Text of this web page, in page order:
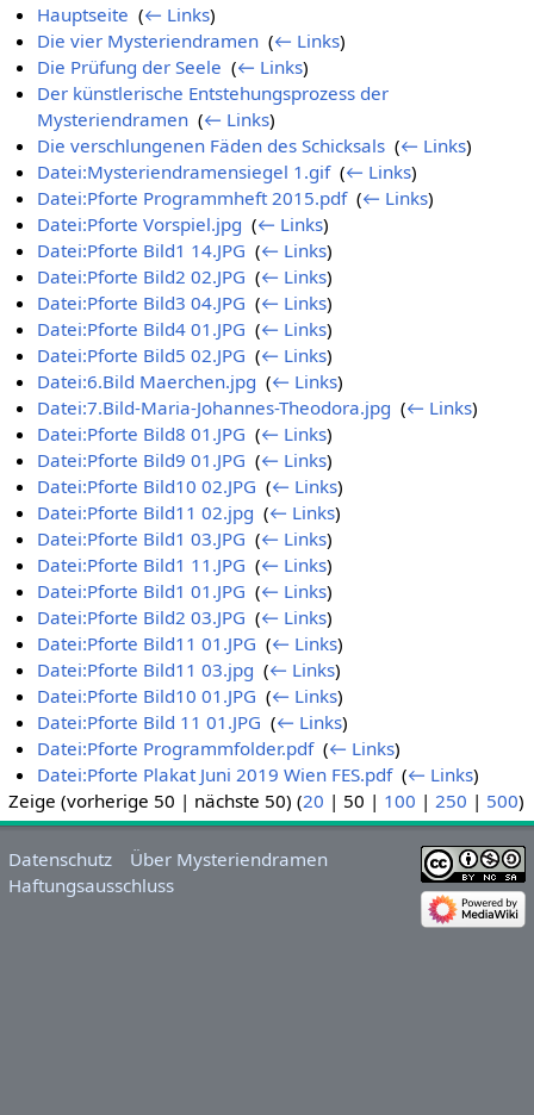
Hauptseite ‎(← Links)
Die vier Mysteriendramen ‎(← Links)
Die Prüfung der Seele ‎(← Links)
Der künstlerische Entstehungsprozess der
Mysteriendramen ‎(← Links)
Die verschlungenen Fäden des Schicksals ‎(← Links)
Datei:Mysteriendramensiegel 1.gif‎(← Links)
Datei:Pforte Programmheft 2015.pdf‎(← Links)
Datei:Pforte Vorspiel.jpg ‎(← Links)
Datei:Pforte Bild1 14.JPG ‎(← Links)
Datei:Pforte Bild2 02.JPG ‎(← Links)
Datei:Pforte Bild3 04.JPG ‎(← Links)
Datei:Pforte Bild4 01.JPG ‎(← Links)
Datei:Pforte Bild5 02.JPG ‎(← Links)
Datei:6.Bild Maerchen.jpg ‎(← Links)
Datei:7.Bild-Maria-Johannes-Theodora.jpg ‎(← Links)
Datei:Pforte Bild8 01.JPG ‎(← Links)
Datei:Pforte Bild9 01.JPG ‎(← Links)
Datei:Pforte Bild10 02.JPG ‎(← Links)
Datei:Pforte Bild11 02.jpg ‎(← Links)
Datei:Pforte Bild1 03.JPG ‎(← Links)
Datei:Pforte Bild1 11.JPG ‎(← Links)
Datei:Pforte Bild1 01.JPG ‎(← Links)
Datei:Pforte Bild2 03.JPG ‎(← Links)
Datei:Pforte Bild11 01.JPG ‎(← Links)
Datei:Pforte Bild11 03.jpg ‎(← Links)
Datei:Pforte Bild10 01.JPG ‎(← Links)
Datei:Pforte Bild 11 01.JPG ‎(← Links)
Datei:Pforte Programmfolder.pdf‎(← Links)
Datei:Pforte Plakat Juni 2019 Wien FES.pdf‎(← Links)
Zeige (vorherige 50 | nächste 50) (20 | 50 | 100 | 250 | 500)
Datenschutz
Über Mysteriendramen
Haftungsausschluss